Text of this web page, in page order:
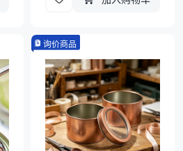
询价商品